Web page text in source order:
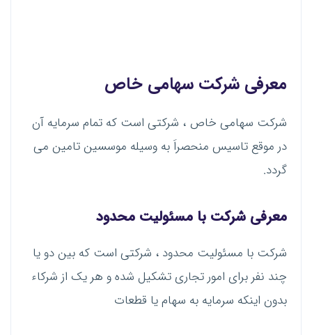
معرفی شرکت سهامی خاص
شرکت سهامی خاص ، شرکتی است که تمام سرمایه آن
در موقع تاسیس منحصراَ به وسیله موسسین تامین می
گردد.
معرفی شرکت با مسئولیت محدود
شرکت با مسئولیت محدود ، شرکتی است که بین دو یا
چند نفر برای امور تجاری تشکیل شده و هر یک از شرکاء
بدون اینکه سرمایه به سهام یا قطعات